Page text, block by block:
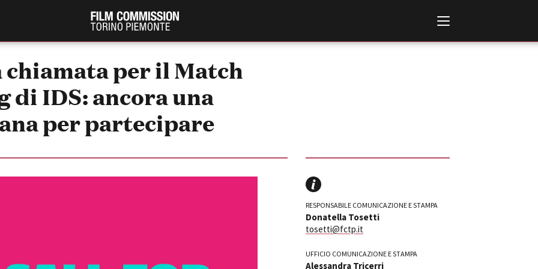
Italiano English
Beginners
FESTIVAL, MARKETS, AWARDS
International Film Festival Rotterdam
Berlinale Internationalen
Filmfestspiele Berlin
Biografilm Festival - Bio to B Industry
per il Match
di IDS: ancora una
per partecipare
RESPONSABILE COMUNICAZIONE E STAMPA
Donatella Tosetti
tosetti@fctp.it
UFFICIO COMUNICAZIONE E STAMPA
Alessandra Tricerri